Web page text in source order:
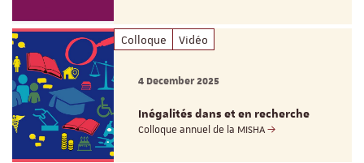
Colloque Vidéo
4 December 2025
Inégalités dans et en recherche
Colloque annuel de la MISHA